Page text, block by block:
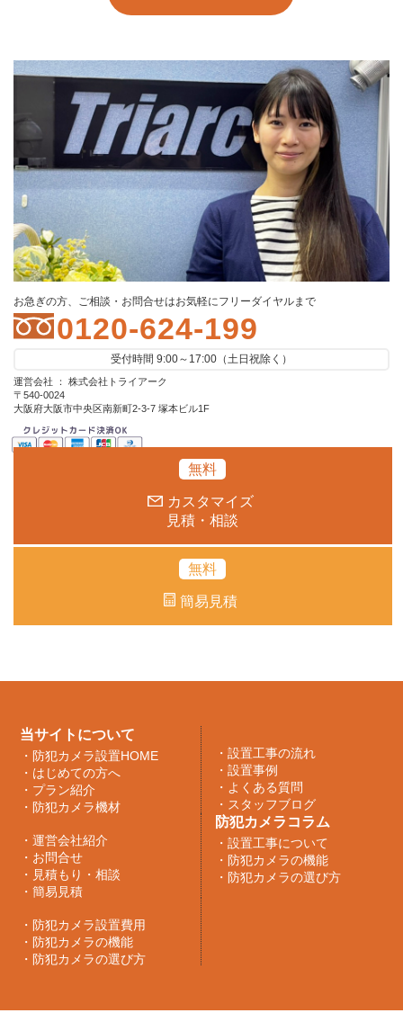
お急ぎの方、ご相談・お問合せはお気軽にフリーダイヤルまで
運営会社 ： 株式会社トライアーク
〒540-0024
大阪府大阪市中央区南新町2-3-7 塚本ビル1F
0120-624-199
受付時間 9:00～17:00（土日祝除く）
無料
カスタマイズ
見積・相談
無料
簡易見積
当サイトについて
・ 防犯カメラ設置HOME
・ はじめての方へ
・ プラン紹介
・ 防犯カメラ機材
・ 設置工事の流れ
・ 設置事例
・ よくある質問
・ スタッフブログ
・ 運営会社紹介
・ お問合せ
・ 見積もり・相談
・ 簡易見積
防犯カメラコラム
・ 設置工事について
・ 防犯カメラの機能
・ 防犯カメラの選び方
・ 防犯カメラ設置費用
・ 防犯カメラの機能
・ 防犯カメラの選び方